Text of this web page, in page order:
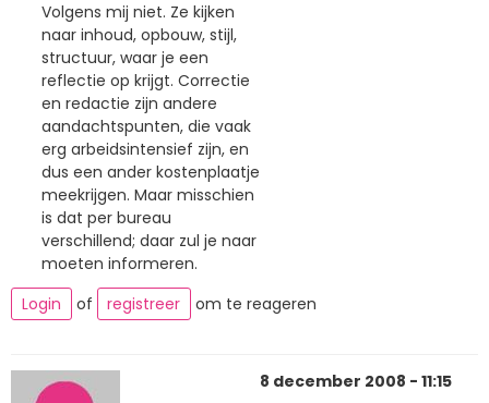
Volgens mij niet. Ze kijken
naar inhoud, opbouw, stijl,
structuur, waar je een
reflectie op krijgt. Correctie
en redactie zijn andere
aandachtspunten, die vaak
erg arbeidsintensief zijn, en
dus een ander kostenplaatje
meekrijgen. Maar misschien
is dat per bureau
verschillend; daar zul je naar
moeten informeren.
Login
of registreer om te reageren
8 december 2008 - 11:15